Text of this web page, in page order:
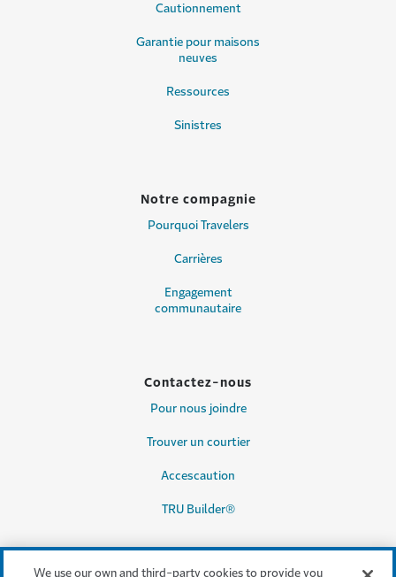
Cautionnement
Garantie pour maisons
neuves
Ressources
Sinistres
Notre compagnie
Pourquoi Travelers
Carrières
Engagement
communautaire
Contactez-nous
Pour nous joindre
Trouver un courtier
Accescaution
TRU Builder®
We use our own and third-party cookies to provide you